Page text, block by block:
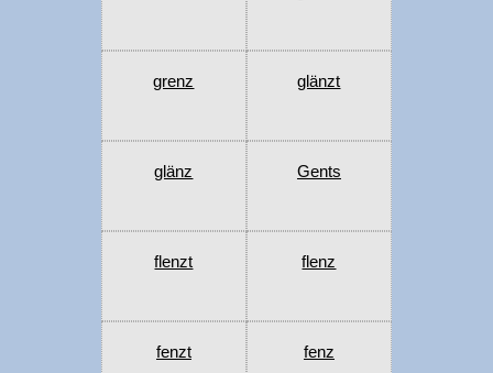
grenz glänzt
glänz Gents
flenzt flenz
fenzt fenz